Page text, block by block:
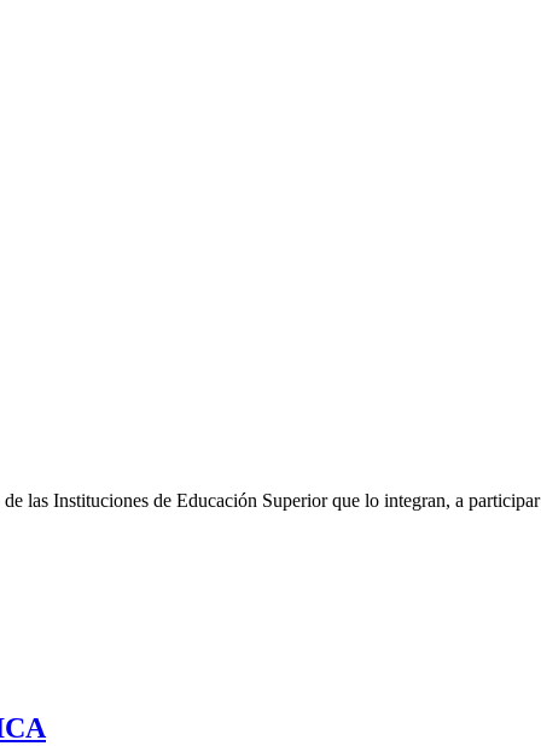
las Instituciones de Educación Superior que lo integran, a